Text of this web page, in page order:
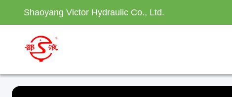
Shaoyang Victor Hydraulic Co., Ltd.